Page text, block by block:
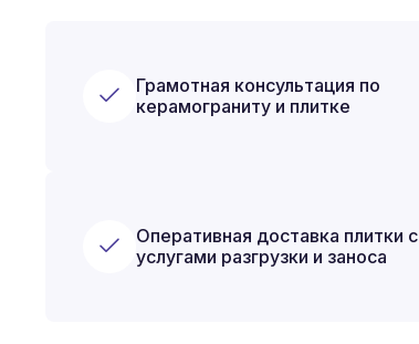
Грамотная консультация по
керамограниту и плитке
Оперативная доставка плитки с
услугами разгрузки и заноса